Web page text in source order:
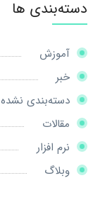
دسته‌بندی ها
آموزش
خبر
دسته‌بندی نشده
مقالات
نرم افزار
وبلاگ